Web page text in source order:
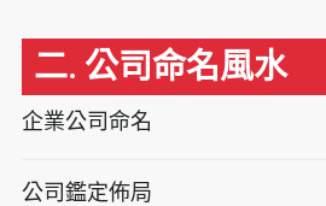
二. 公司命名風水
企業公司命名
公司鑑定佈局